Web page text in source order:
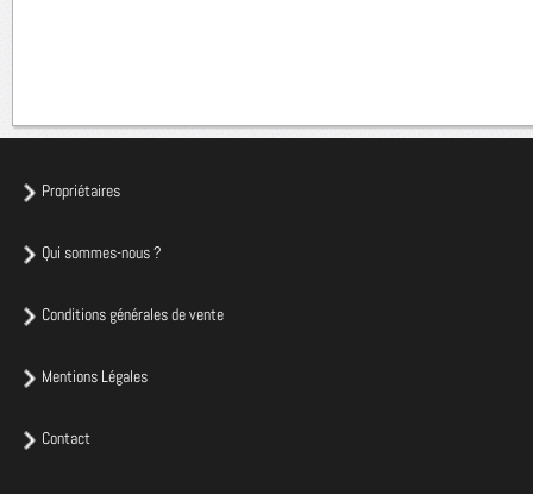
Propriétaires
Qui sommes-nous ?
Conditions générales de vente
Mentions Légales
Contact